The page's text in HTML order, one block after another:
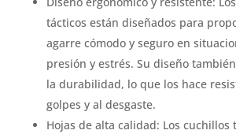
tácticos están diseñados para
agarre cómodo y seguro en
presión y estrés. Su diseño
la durabilidad, lo que los hace
golpes y al desgaste.
Hojas de alta calidad: Los cuchillos